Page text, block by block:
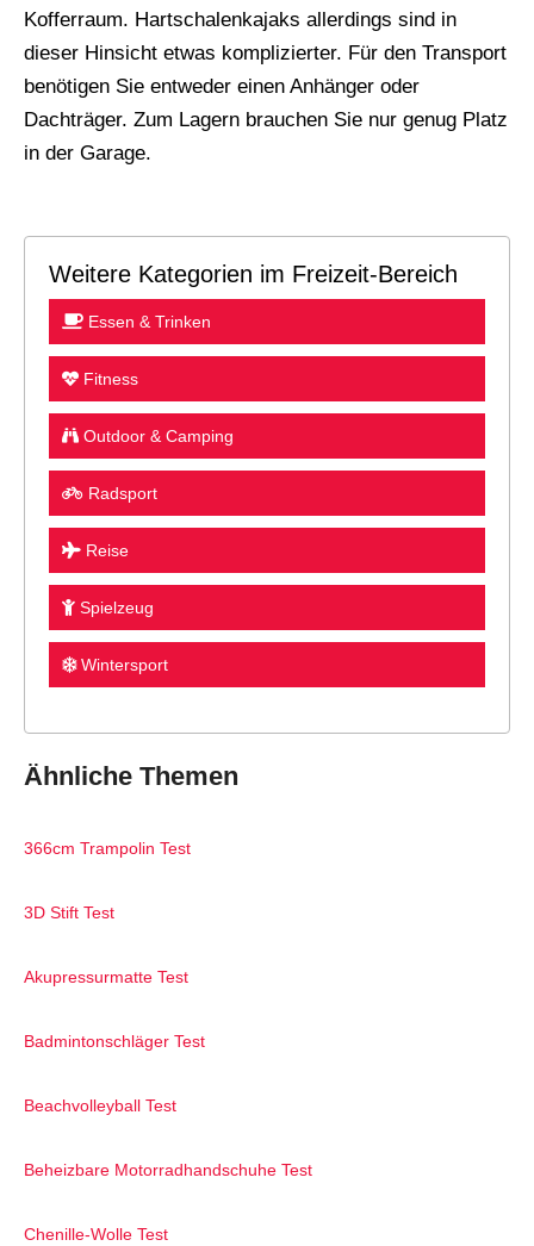
Kofferraum. Hartschalenkajaks allerdings sind in
dieser Hinsicht etwas komplizierter. Für den Transport
benötigen Sie entweder einen Anhänger oder
Dachträger. Zum Lagern brauchen Sie nur genug Platz
in der Garage.
Weitere Kategorien im Freizeit-Bereich
Essen & Trinken
Fitness
Outdoor & Camping
Radsport
Reise
Spielzeug
Wintersport
Ähnliche Themen
366cm Trampolin Test
3D Stift Test
Akupressurmatte Test
Badmintonschläger Test
Beachvolleyball Test
Beheizbare Motorradhandschuhe Test
Chenille-Wolle Test